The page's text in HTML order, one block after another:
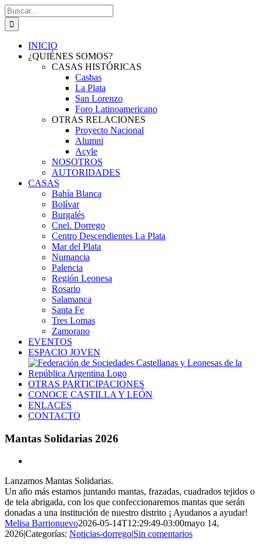
Saltar
al
contenido
Buscar:
INICIO
¿QUIÉNES SOMOS?
CASAS HISTÓRICAS
Casbas
La Plata
San Lorenzo
Foro Latinoamericano
OTRAS RELACIONES
Proyecto Nacional
Alumni
Acyle
NOSOTROS
AUTORIDADES
CASAS
Bahía Blanca
Bolívar
Burgalés
Cnel. Dorrego
Centro Descendientes La Plata
Mar del Plata
Numancia
Palencia
Región Leonesa
Rosario
Salamanca
Santa Fe
Tres Lomas
Zamorano
EVENTOS
ESPACIO JOVEN
OTRAS PARTICIPACIONES
CONOCE CASTILLA Y LEÓN
ENLACES
CONTACTO
Mantas Solidarias 2026
más
grande
Lanzamos Mantas Solidarias.
Un año más estamos juntando mantas, frazadas, cuadrados tejidos o
de tela abrigada, con los que confeccionaremos mantas que serán
donadas a una institución de nuestro distrito ¡ Ayudanos a ayudar!
Melisa Barrionuevo2026-05-14T12:29:49-03:00mayo 14,
2026|Categorías: Noticias-dorrego|Sin comentarios